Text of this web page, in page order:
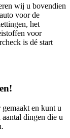
wij u bovendien
voor de
het
voor
is dé start
en kunt u
dingen die u